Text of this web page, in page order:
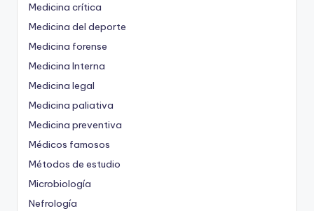
Medicina crítica
Medicina del deporte
Medicina forense
Medicina Interna
Medicina legal
Medicina paliativa
Medicina preventiva
Médicos famosos
Métodos de estudio
Microbiología
Nefrología